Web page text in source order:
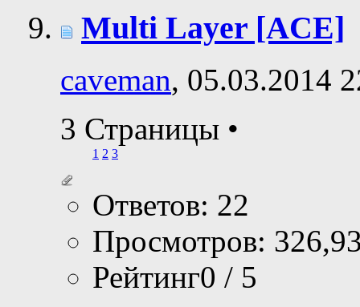
Multi Layer [ACE]
caveman, 05.03.2014
3 Страницы •
1 2 3
Ответов: 22
Просмотров:
Рейтинг0 / 5